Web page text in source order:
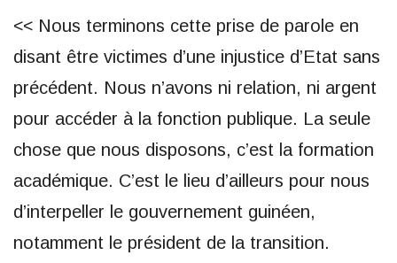
<< Nous terminons cette prise de parole en
disant être victimes d’une injustice d’Etat sans
précédent. Nous n’avons ni relation, ni argent
pour accéder à la fonction publique. La seule
chose que nous disposons, c’est la formation
académique. C’est le lieu d’ailleurs pour nous
d’interpeller le gouvernement guinéen,
notamment le président de la transition.